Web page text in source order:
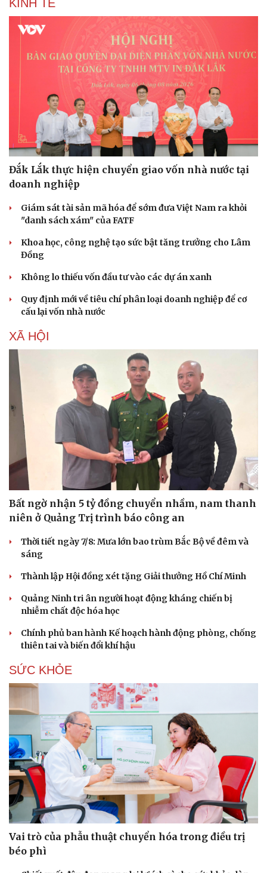
Du lịch
Săn Tour
check-in
Podcast
Đọc truyện đêm khuya
Cửa sổ tình yêu
Hạt giống tâm hồn
KINH TẾ
Đắk Lắk thực hiện chuyển giao vốn nhà nước tại
doanh nghiệp
Giám sát tài sản mã hóa để sớm đưa Việt Nam ra khỏi
"danh sách xám" của FATF
Khoa học, công nghệ tạo sức bật tăng trưởng cho Lâm
Đồng
Không lo thiếu vốn đầu tư vào các dự án xanh
Quy định mới về tiêu chí phân loại doanh nghiệp để cơ
cấu lại vốn nhà nước
XÃ HỘI
Bất ngờ nhận 5 tỷ đồng chuyển nhầm, nam thanh
niên ở Quảng Trị trình báo công an
Thời tiết ngày 7/8: Mưa lớn bao trùm Bắc Bộ về đêm và
sáng
Thành lập Hội đồng xét tặng Giải thưởng Hồ Chí Minh
Quảng Ninh tri ân người hoạt động kháng chiến bị
nhiễm chất độc hóa học
Chính phủ ban hành Kế hoạch hành động phòng, chống
thiên tai và biến đổi khí hậu
SỨC KHỎE
Vai trò của phẫu thuật chuyển hóa trong điều trị
béo phì